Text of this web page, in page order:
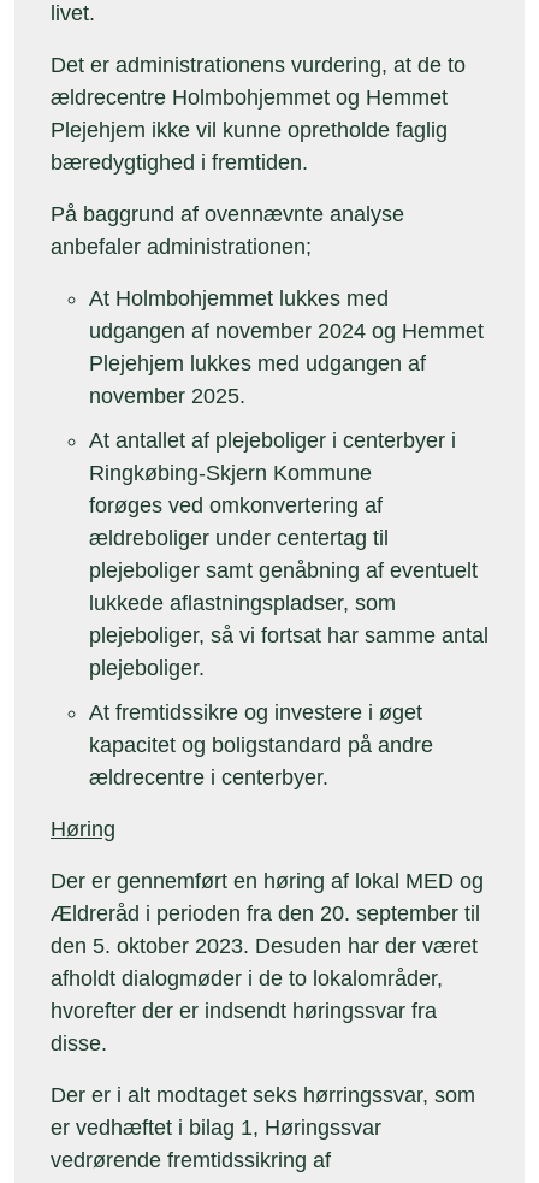
livet.
Det er administrationens vurdering, at de to
ældrecentre Holmbohjemmet og Hemmet
Plejehjem ikke vil kunne opretholde faglig
bæredygtighed i fremtiden.
På baggrund af ovennævnte analyse
anbefaler administrationen;
At Holmbohjemmet lukkes med
udgangen af november 2024 og Hemmet
Plejehjem lukkes med udgangen af
november 2025.
At antallet af plejeboliger i centerbyer i
Ringkøbing-Skjern Kommune
forøges ved omkonvertering af
ældreboliger under centertag til
plejeboliger samt genåbning af eventuelt
lukkede aflastningspladser, som
plejeboliger, så vi fortsat har samme antal
plejeboliger.
At fremtidssikre og investere i øget
kapacitet og boligstandard på andre
ældrecentre i centerbyer.
Høring
Der er gennemført en høring af lokal MED og
Ældreråd i perioden fra den 20. september til
den 5. oktober 2023. Desuden har der været
afholdt dialogmøder i de to lokalområder,
hvorefter der er indsendt høringssvar fra
disse.
Der er i alt modtaget seks hørringssvar, som
er vedhæftet i bilag 1, Høringssvar
vedrørende fremtidssikring af